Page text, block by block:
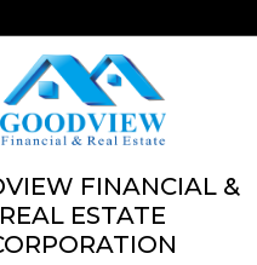
FINANCIAL &
REAL ESTATE